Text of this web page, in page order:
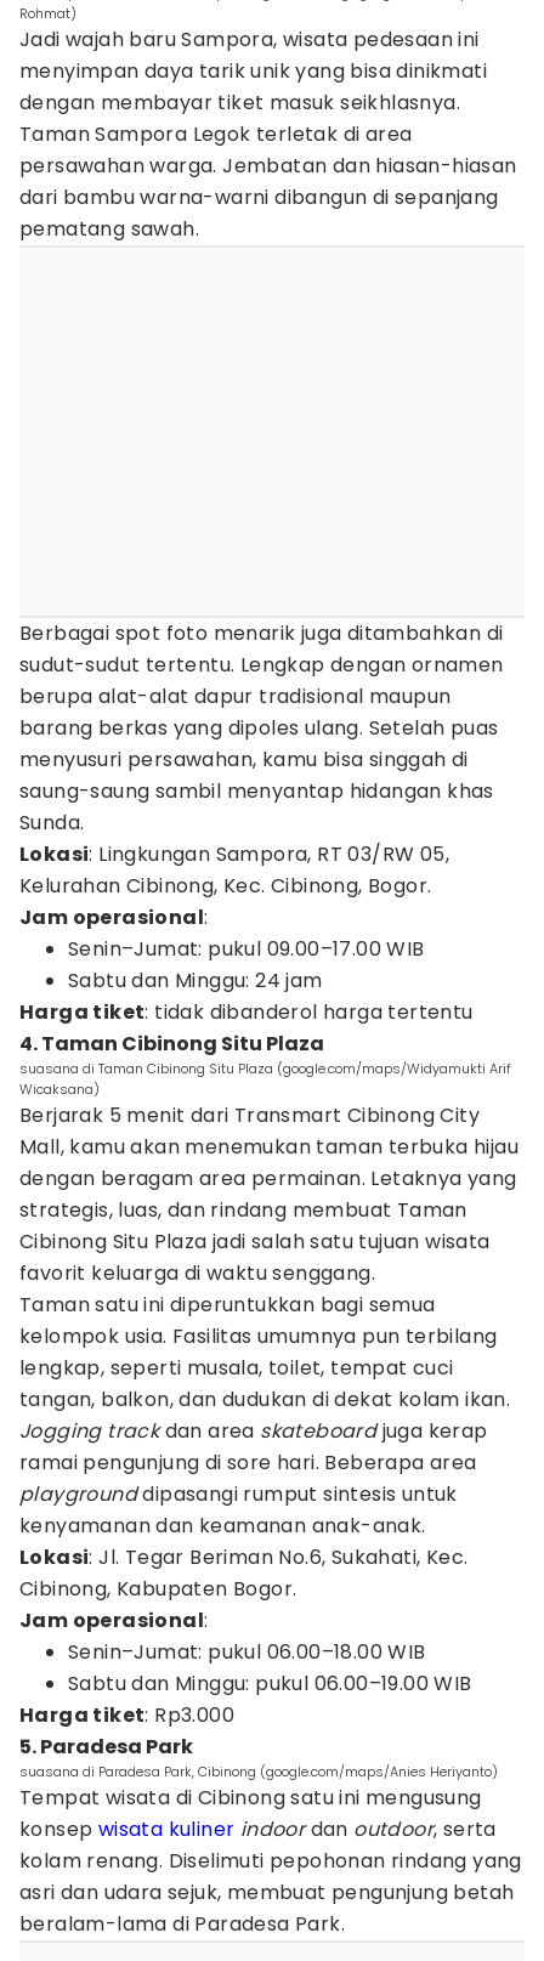
Rohmat)
Jadi wajah baru Sampora, wisata pedesaan ini
menyimpan daya tarik unik yang bisa dinikmati
dengan membayar tiket masuk seikhlasnya.
Taman Sampora Legok terletak di area
persawahan warga. Jembatan dan hiasan-hiasan
dari bambu warna-warni dibangun di sepanjang
pematang sawah.
Berbagai spot foto menarik juga ditambahkan di
sudut-sudut tertentu. Lengkap dengan ornamen
berupa alat-alat dapur tradisional maupun
barang berkas yang dipoles ulang. Setelah puas
menyusuri persawahan, kamu bisa singgah di
saung-saung sambil menyantap hidangan khas
Sunda.
Lokasi: Lingkungan Sampora, RT 03/RW 05,
Kelurahan Cibinong, Kec. Cibinong, Bogor.
Jam operasional:
Senin–Jumat: pukul 09.00–17.00 WIB
Sabtu dan Minggu: 24 jam
Harga tiket: tidak dibanderol harga tertentu
4. Taman Cibinong Situ Plaza
suasana di Taman Cibinong Situ Plaza (google.com/maps/Widyamukti Arif
Wicaksana)
Berjarak 5 menit dari Transmart Cibinong City
Mall, kamu akan menemukan taman terbuka hijau
dengan beragam area permainan. Letaknya yang
strategis, luas, dan rindang membuat Taman
Cibinong Situ Plaza jadi salah satu tujuan wisata
favorit keluarga di waktu senggang.
Taman satu ini diperuntukkan bagi semua
kelompok usia. Fasilitas umumnya pun terbilang
lengkap, seperti musala, toilet, tempat cuci
tangan, balkon, dan dudukan di dekat kolam ikan.
Jogging trackdan area skateboardjuga kerap
ramai pengunjung di sore hari. Beberapa area
playgrounddipasangi rumput sintesis untuk
kenyamanan dan keamanan anak-anak.
Lokasi: Jl. Tegar Beriman No.6, Sukahati, Kec.
Cibinong, Kabupaten Bogor.
Jam operasional:
Senin–Jumat: pukul 06.00–18.00 WIB
Sabtu dan Minggu: pukul 06.00–19.00 WIB
Harga tiket: Rp3.000
5. Paradesa Park
suasana di Paradesa Park, Cibinong (google.com/maps/Anies Heriyanto)
Tempat wisata di Cibinong satu ini mengusung
konsep wisata kuliner indoordan outdoor, serta
kolam renang. Diselimuti pepohonan rindang yang
asri dan udara sejuk, membuat pengunjung betah
beralam-lama di Paradesa Park.